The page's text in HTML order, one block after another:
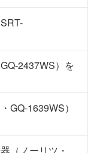
2437WS）を
GQ-1639WS）